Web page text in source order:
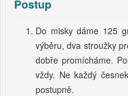
Postup
Do misky dáme 125
výběru, dva stroužky
dobře promícháme.
vždy. Ne každý
postupně.